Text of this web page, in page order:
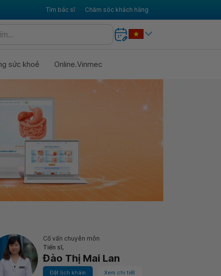
Tìm bác sĩ Chăm sóc khách hàng
sức khoẻ Online.Vinmec
Cố vấn chuyên môn
Tiến sĩ,
Đào Thị Mai Lan
Đặt lịch khám Xem chi tiết